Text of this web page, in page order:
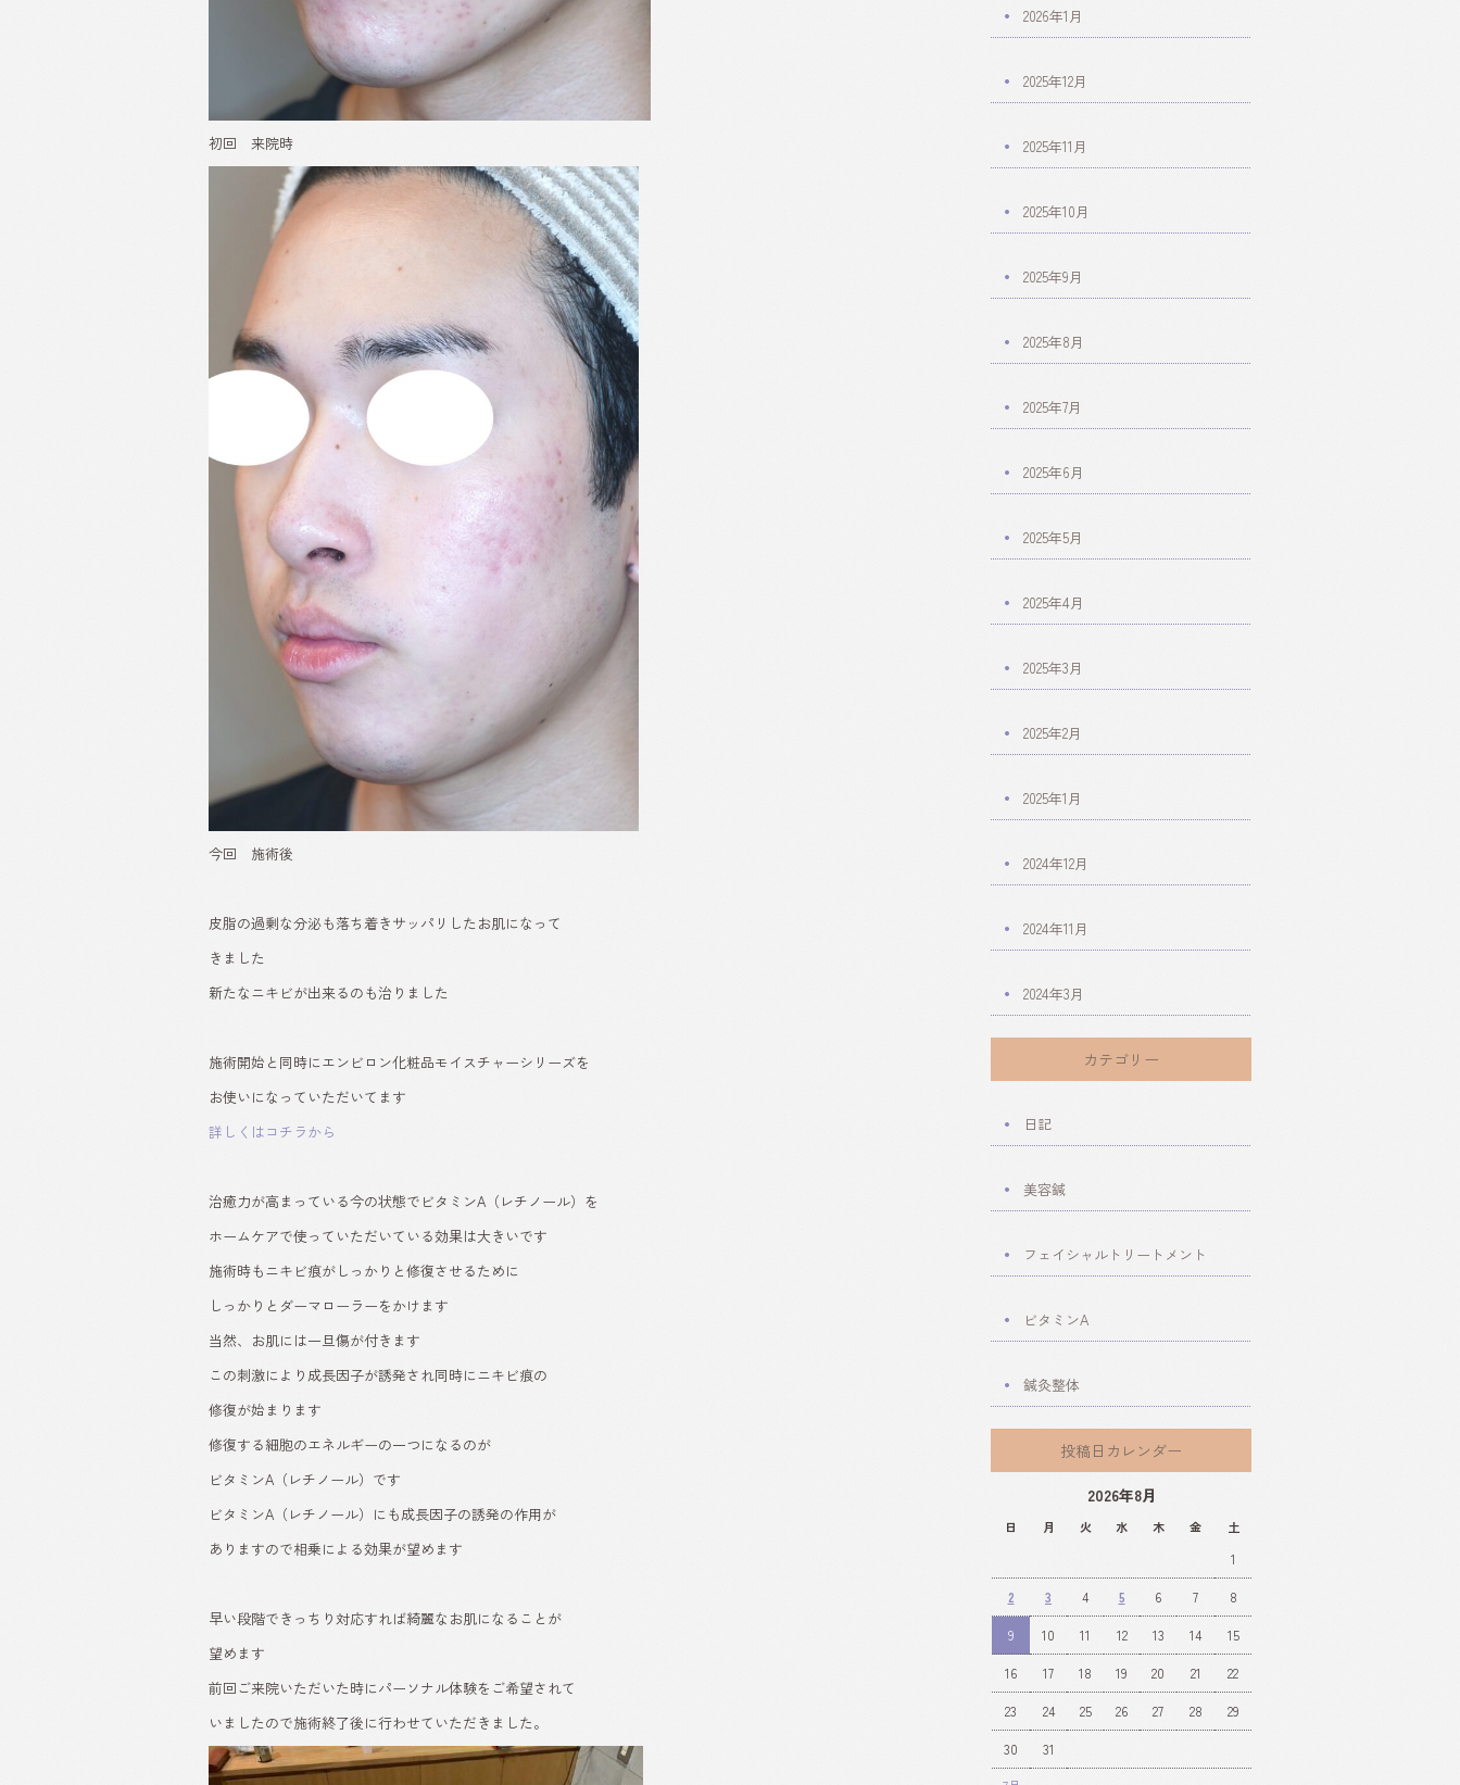
初回 来院時
今回 施術後
皮脂の過剰な分泌も落ち着きサッパリしたお肌になって
きました
新たなニキビが出来るのも治りました
施術開始と同時にエンビロン化粧品モイスチャーシリーズを
お使いになっていただいてます
詳しくはコチラから
治癒力が高まっている今の状態でビタミンA（レチノール）を
ホームケアで使っていただいている効果は大きいです
施術時もニキビ痕がしっかりと修復させるために
しっかりとダーマローラーをかけます
当然、お肌には一旦傷が付きます
この刺激により成長因子が誘発され同時にニキビ痕の
修復が始まります
修復する細胞のエネルギーの一つになるのが
ビタミンA（レチノール）です
ビタミンA（レチノール）にも成長因子の誘発の作用が
ありますので相乗による効果が望めます
早い段階できっちり対応すれば綺麗なお肌になることが
望めます
前回ご来院いただいた時にパーソナル体験をご希望されて
いましたので施術終了後に行わせていただきました。
2026年1月
2025年12月
2025年11月
2025年10月
2025年9月
2025年8月
2025年7月
2025年6月
2025年5月
2025年4月
2025年3月
2025年2月
2025年1月
2024年12月
2024年11月
2024年3月
カテゴリー
日記
美容鍼
フェイシャルトリートメント
ビタミンA
鍼灸整体
投稿日カレンダー
2026年8月
日 月 火 水 木 金 土
1
2 3 4 5 6 7 8
9 10 11 12 13 14 15
16 17 18 19 20 21 22
23 24 25 26 27 28 29
30 31